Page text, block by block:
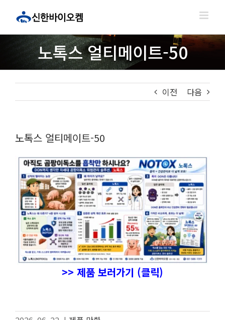
노톡스 얼티메이트-50
이전 다음
노톡스 얼티메이트-50
>> 제품 보러가기 (클릭)